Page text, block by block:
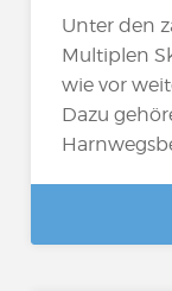
Unter den
Multiplen
wie vor
Dazu